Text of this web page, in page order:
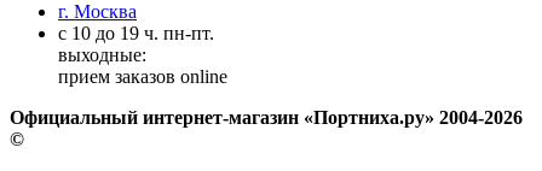
г. Москва
с 10 до 19 ч. пн-пт.
выходные:
прием заказов online
Официальный интернет-магазин «Портниха.ру» 2004-2026
©